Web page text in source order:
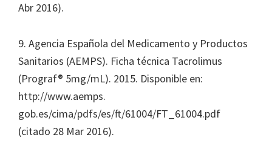
Abr 2016).
9. Agencia Española del Medicamento y Productos
Sanitarios (AEMPS). Ficha técnica Tacrolimus
(Prograf® 5mg/mL). 2015. Disponible en:
http://www.aemps.
gob.es/cima/pdfs/es/ft/61004/FT_61004.pdf
(citado 28 Mar 2016).